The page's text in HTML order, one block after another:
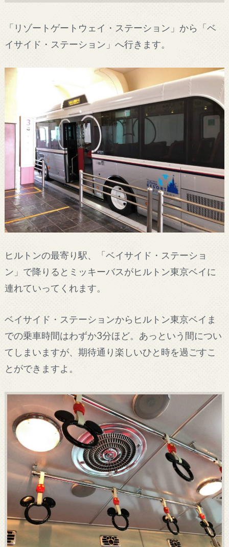
「リゾートゲートウェイ・ステーション」から「ベ
イサイド・ステーション」へ行きます。
ヒルトンの最寄り駅、「ベイサイド・ステーショ
ン」で降りるとミッキーバスがヒルトン東京ベイに
連れていってくれます。
ベイサイド・ステーションからヒルトン東京ベイま
での乗車時間はわずか3分ほど。あっという間につい
てしまいますが、期待通り楽しいひと時を過ごすこ
とができますよ。